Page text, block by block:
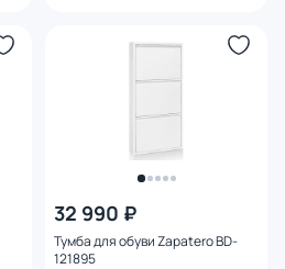
32 990 ₽
Тумба для обуви Zapatero BD-
121895